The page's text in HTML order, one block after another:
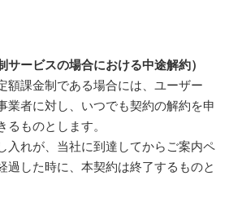
サービスの場合における中途解約）
課金制である場合には、ユーザー
業者に対し、いつでも契約の解約を申
るものとします。
れが、当社に到達してからご案内ペ
過した時に、本契約は終了するものと